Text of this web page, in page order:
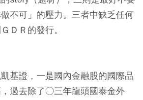
不可」的壓力。三者中缺乏任何
ＤＲ的發行。
基證，一是國內金融股的國際品
過去除了○三年龍頭國泰金外